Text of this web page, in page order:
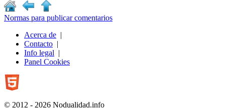
Normas para publicar comentarios
Acerca de
Contacto
Info legal
Panel Cookies
© 2012 - 2026 Nodualidad.info